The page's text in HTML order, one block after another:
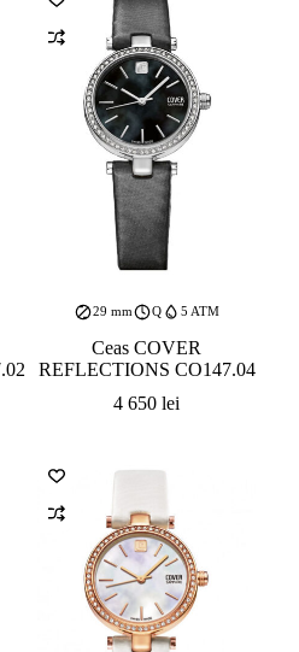
29 mm Q 5 ATM
Ceas COVER
REFLECTIONS CO147.04
4 650lei